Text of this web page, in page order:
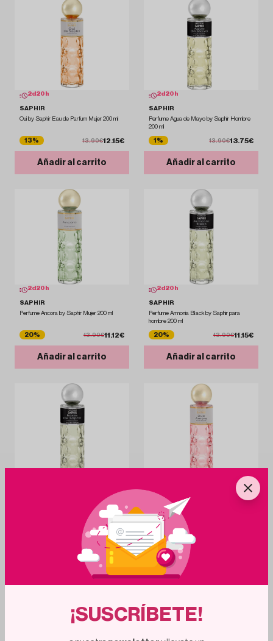
2d 20 h
SAPHIR
Oui by Saphir Eau de Parfum Mujer 200 ml
13% 13.90€12.15€
Añadir al carrito
2d 20 h
SAPHIR
Perfume Agua de Mayo by Saphir Hombre
200 ml
1% 13.90€13.75€
Añadir al carrito
2d 20 h
SAPHIR
Perfume Ancora by Saphir Mujer 200 ml
20% 13.90€11.12€
Añadir al carrito
2d 20 h
SAPHIR
Perfume Armonia Black by Saphir para
hombre 200 ml
20% 13.90€11.15€
Añadir al carrito
Perfume Boxes Dynamic by Saphir para
13.90€ 11.95€
Añadir al carrito
SAPHIR
Perfume Due Amore by Saphir para mujer
200 ml
14%
Añadir al carrito
¡SUSCRÍBETE!